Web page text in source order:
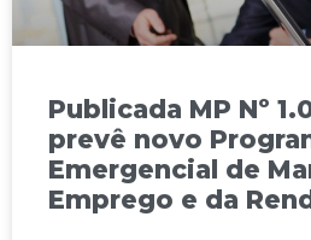
Publicada MP Nº
prevê novo
Emergencial de
Emprego e da